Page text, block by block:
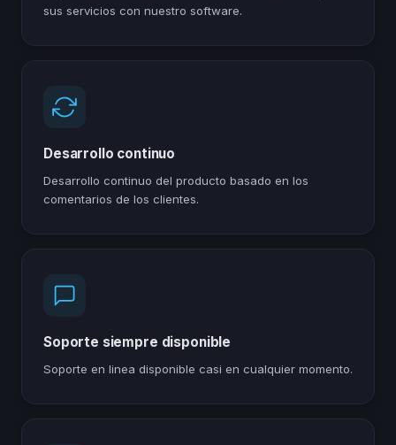
sus servicios con nuestro software.
Desarrollo continuo
Desarrollo continuo del producto basado en los
comentarios de los clientes.
Soporte siempre disponible
Soporte en linea disponible casi en cualquier momento.